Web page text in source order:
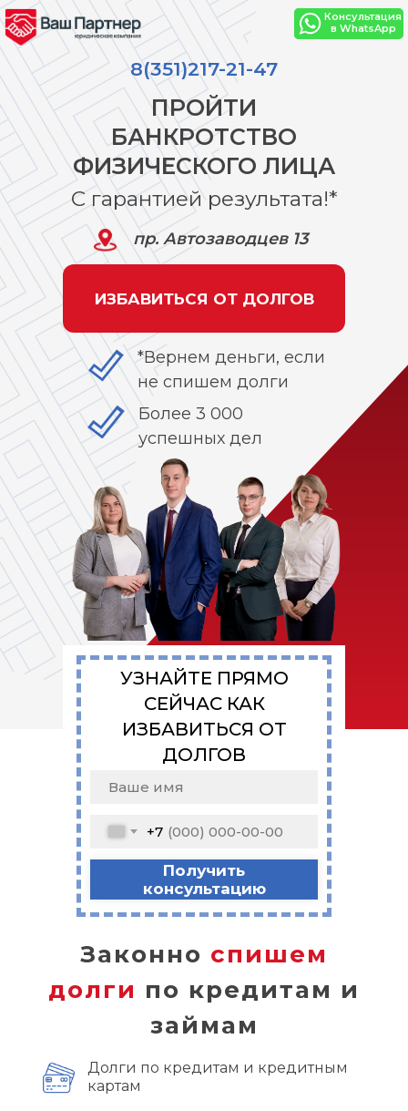
ПРОЙТИ
БАНКРОТСТВО
ФИЗИЧЕСКОГО ЛИЦА
С гарантией результата!*
ИЗБАВИТЬСЯ ОТ ДОЛГОВ
8(351)217-21-47
Консультация
в WhatsApp
*Вернем деньги, если
не спишем долги
Более 3 000
успешных дел
пр. Автозаводцев 13
+7
Получить
консультацию
УЗНАЙТЕ ПРЯМО
СЕЙЧАС КАК
ИЗБАВИТЬСЯ ОТ
ДОЛГОВ
Долги по кредитам и кредитным
картам
Законно спишем
долги по кредитам и
займам